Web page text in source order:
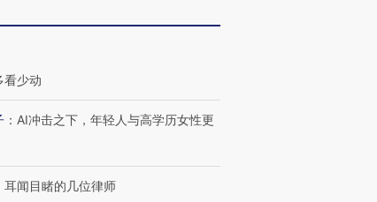
届链博
有意思的生活方式·第三对
住三大增长引擎是什么？
看少动
： AI冲击之下，年轻人与高学历女性更
耳闻目睹的几位律师